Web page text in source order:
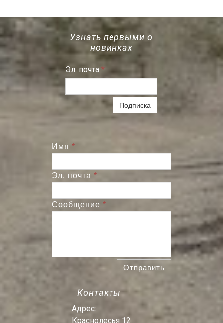
Узнать первыми о
новинках
Эл. почта *
Подписка
Имя *
Эл. почта *
Сообщение *
Отправить
Контакты
Адрес:
Краснолесья 12